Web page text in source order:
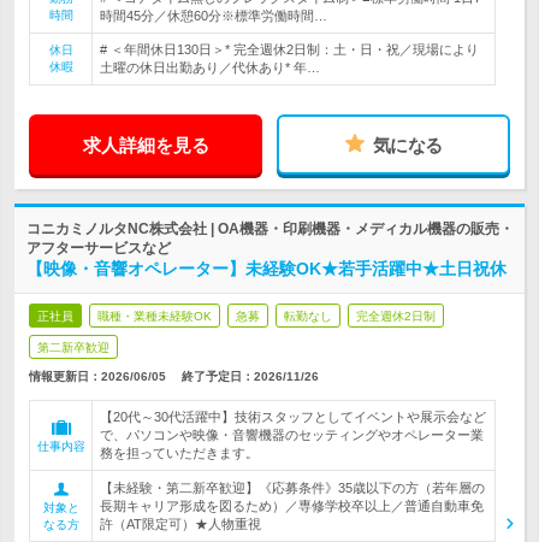
時間
時間45分／休憩60分※標準労働時間…
休日
休暇
# ＜年間休日130日＞* 完全週休2日制：土・日・祝／現場により
土曜の休日出勤あり／代休あり* 年…
求人詳細を見る 気になる
コニカミノルタNC株式会社 | OA機器・印刷機器・メディカル機器の販売・
アフターサービスなど
【映像・音響オペレーター】未経験OK★若手活躍中★土日祝休
正社員 職種・業種未経験OK 急募 転勤なし 完全週休2日制
第二新卒歓迎
情報更新日：2026/06/05 終了予定日： 2026/11/26
仕事内容
【20代～30代活躍中】技術スタッフとしてイベントや展示会など
で、パソコンや映像・音響機器のセッティングやオペレーター業
務を担っていただきます。
対象と
なる方
【未経験・第二新卒歓迎】《応募条件》35歳以下の方（若年層の
長期キャリア形成を図るため）／専修学校卒以上／普通自動車免
許（AT限定可）★人物重視